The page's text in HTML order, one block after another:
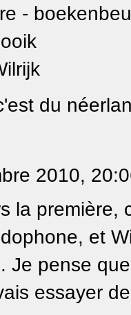
-
du
2010,
la première,
et
Je pense
essayer